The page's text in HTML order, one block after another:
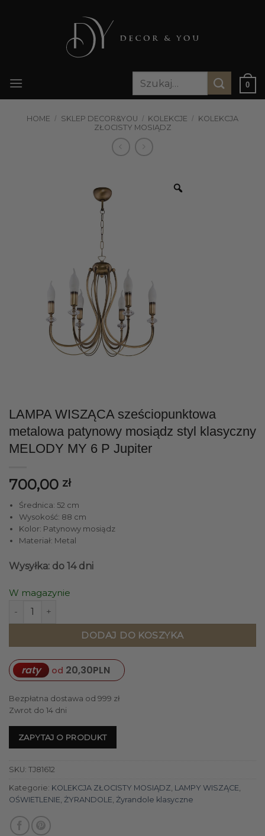
Szukaj:
0
HOME / SKLEP DECOR&YOU / KOLEKCJE / KOLEKCJA
ZŁOCISTY MOSIĄDZ
LAMPA WISZĄCA sześciopunktowa
metalowa patynowy mosiądz styl klasyczny
MELODY MY 6 P Jupiter
700,00 zł
Średnica: 52 cm
Wysokość: 88 cm
Kolor: Patynowy mosiądz
Materiał: Metal
Wysyłka: do 14 dni
W magazynie
ilość LAMPA WISZĄCA sześciopunktowa metalowa
DODAJ DO KOSZYKA
raty od 20,30PLN
Bezpłatna dostawa od 999 zł
Zwrot do 14 dni
ZAPYTAJ O PRODUKT
SKU: TJ81612
Kategorie: KOLEKCJA ZŁOCISTY MOSIĄDZ LAMPY WISZĄCE
OŚWIETLENIE ŻYRANDOLE Żyrandole klasyczne